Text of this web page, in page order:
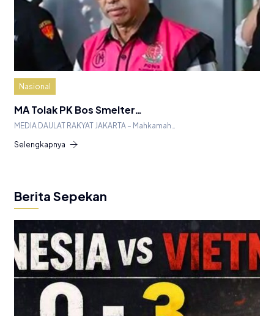
Nasional
MA Tolak PK Bos Smelter…
MEDIA DAULAT RAKYAT JAKARTA – Mahkamah…
Selengkapnya
Berita Sepekan